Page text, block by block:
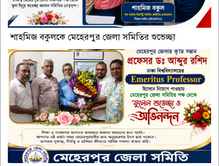
শাহমিজ বকুলকে মেহেরপুর জেলা সমিতির শুভেচ্ছা